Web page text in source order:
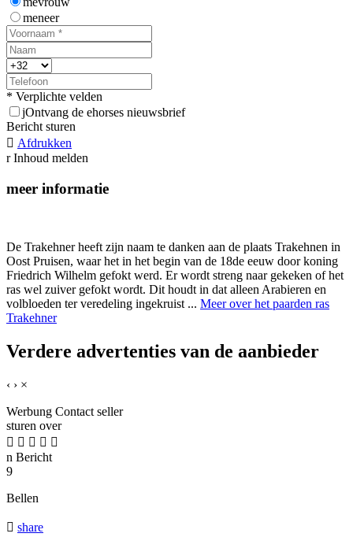
meneer
* Verplichte velden
jOntvang de ehorses nieuwsbrief
Bericht sturen
 Afdrukken
r Inhoud melden
meer informatie
De Trakehner heeft zijn naam te danken aan de plaats Trakehnen in
Oost Pruisen, waar het in het begin van de 18de eeuw door koning
Friedrich Wilhelm gefokt werd. Er wordt streng naar gekeken of het
ras wel zuiver gefokt wordt. Dit houdt in dat alleen Arabieren en
volbloeden ter veredeling ingekruist ... Meer over het paarden ras
Trakehner
Verdere advertenties van de aanbieder
‹ › ×
Werbung Contact seller
sturen over
    
n Bericht
9
Bellen
 share